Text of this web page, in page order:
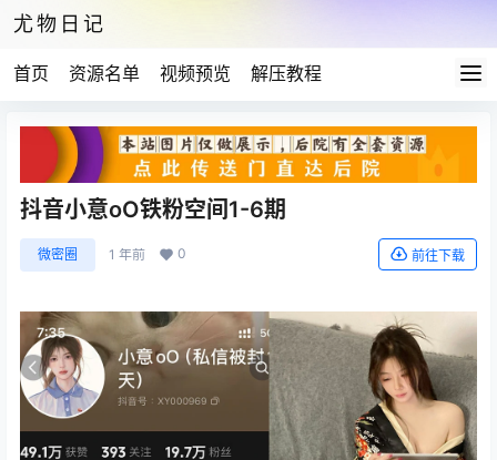
尤物日记
首页 资源名单 视频预览 解压教程
抖音小意oO铁粉空间1-6期
微密圈 1 年前 0 前往下载